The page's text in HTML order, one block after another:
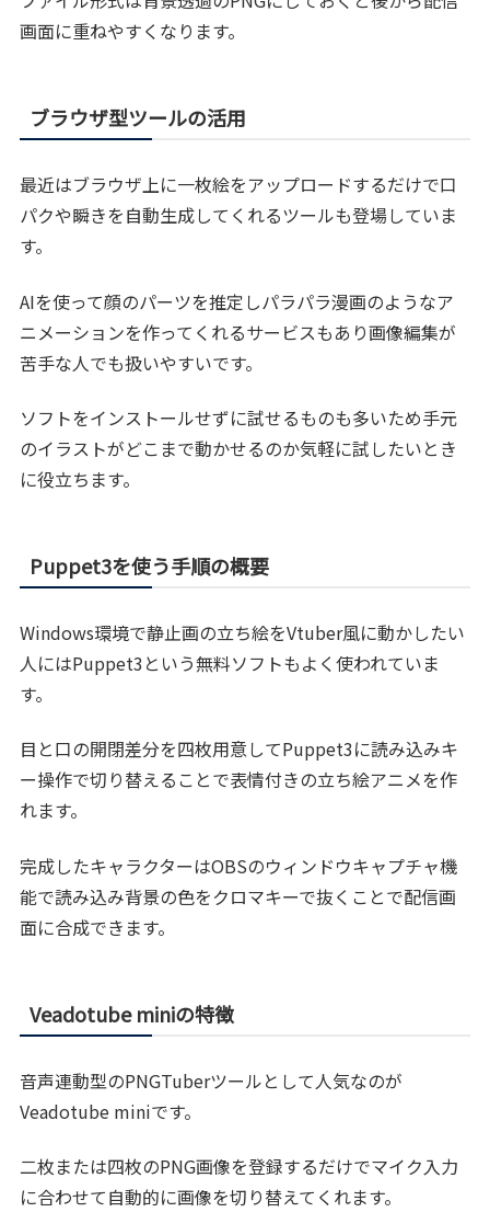
画面に重ねやすくなります。
ブラウザ型ツールの活用
最近はブラウザ上に一枚絵をアップロードするだけで口
パクや瞬きを自動生成してくれるツールも登場していま
す。
AIを使って顔のパーツを推定しパラパラ漫画のようなア
ニメーションを作ってくれるサービスもあり画像編集が
苦手な人でも扱いやすいです。
ソフトをインストールせずに試せるものも多いため手元
のイラストがどこまで動かせるのか気軽に試したいとき
に役立ちます。
Puppet3を使う手順の概要
Windows環境で静止画の立ち絵をVtuber風に動かしたい
人にはPuppet3という無料ソフトもよく使われていま
す。
目と口の開閉差分を四枚用意してPuppet3に読み込みキ
ー操作で切り替えることで表情付きの立ち絵アニメを作
れます。
完成したキャラクターはOBSのウィンドウキャプチャ機
能で読み込み背景の色をクロマキーで抜くことで配信画
面に合成できます。
Veadotube miniの特徴
音声連動型のPNGTuberツールとして人気なのが
Veadotube miniです。
二枚または四枚のPNG画像を登録するだけでマイク入力
に合わせて自動的に画像を切り替えてくれます。